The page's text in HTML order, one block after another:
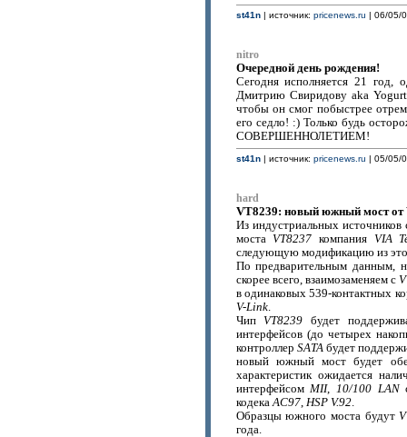
st41n| источник: pricenews.ru | 06/05/
nitro
Очередной день рождения!
Сегодня исполняется 21 год,
Дмитрию Свиридову aka
чтобы он смог побыстрее
его седло! :) Только будь
СОВЕРШЕННОЛЕТИЕМ!
st41n| источник: pricenews.ru | 05/05/
hard
VT8239: новый южный мост от
Из индустриальных источников
мостаVT8237 компания VIA
следующую модификацию из
По предварительным данным,
скорее всего, взаимозаменяем с
в одинаковых 539-контактных
V-Link.
ЧипVT8239 будет
интерфейсов (до четырех
контроллер SATAбудет
новый южный мост будет
характеристик ожидается
интерфейсомMII, 10/100 LAN
кодекаAC97, HSP V.92.
Образцы южного моста будут
года.